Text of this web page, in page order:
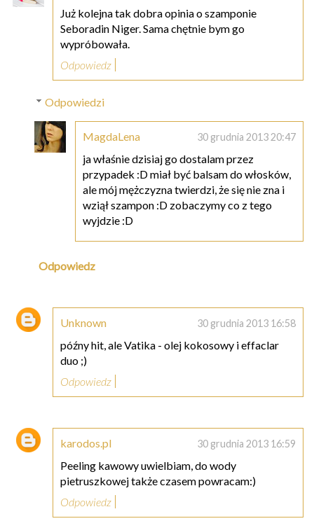
Już kolejna tak dobra opinia o szamponie
Seboradin Niger. Sama chętnie bym go
wypróbowała.
Odpowiedz
Odpowiedzi
MagdaLena 30 grudnia 2013 20:47
ja właśnie dzisiaj go dostalam przez
przypadek :D miał być balsam do włosków,
ale mój mężczyzna twierdzi, że się nie zna i
wziął szampon :D zobaczymy co z tego
wyjdzie :D
Odpowiedz
Unknown 30 grudnia 2013 16:58
późny hit, ale Vatika - olej kokosowy i effaclar
duo ;)
Odpowiedz
karodos.pl 30 grudnia 2013 16:59
Peeling kawowy uwielbiam, do wody
pietruszkowej także czasem powracam:)
Odpowiedz